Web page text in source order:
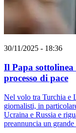
30/11/2025 - 18:36
Il Papa
processo di pace
Nel volo tra Turchia e
giornalisti, in
Ucraina e Russia e
preannuncia un